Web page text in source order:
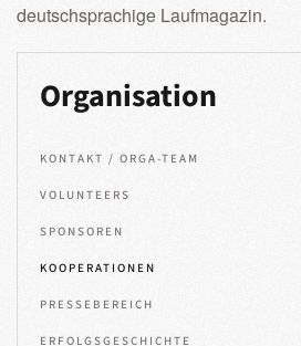
deutschsprachige Laufmagazin.
Organisation
KONTAKT / ORGA-TEAM
VOLUNTEERS
SPONSOREN
KOOPERATIONEN
PRESSEBEREICH
ERFOLGSGESCHICHTE